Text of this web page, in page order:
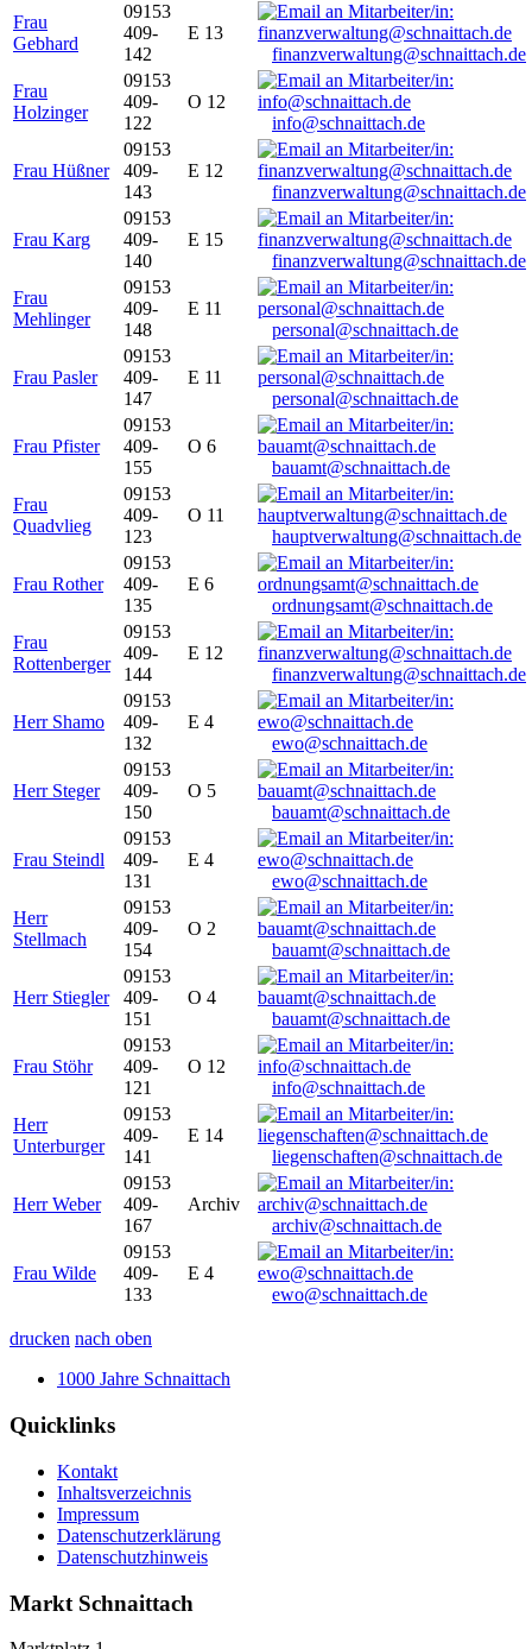
Frau
Gebhard
09153
409-
142
E 13
finanzverwaltung@schnaittach.de
Frau
Holzinger
09153
409-
122
O 12
info@schnaittach.de
Frau Hüßner
09153
409-
143
E 12
finanzverwaltung@schnaittach.de
Frau Karg
09153
409-
140
E 15
finanzverwaltung@schnaittach.de
Frau
Mehlinger
09153
409-
148
E 11
personal@schnaittach.de
Frau Pasler
09153
409-
147
E 11
personal@schnaittach.de
Frau Pfister
09153
409-
155
O 6
bauamt@schnaittach.de
Frau
Quadvlieg
09153
409-
123
O 11
hauptverwaltung@schnaittach.de
Frau Rother
09153
409-
135
E 6
ordnungsamt@schnaittach.de
Frau
Rottenberger
09153
409-
144
E 12
finanzverwaltung@schnaittach.de
Herr Shamo
09153
409-
132
E 4
ewo@schnaittach.de
Herr Steger
09153
409-
150
O 5
bauamt@schnaittach.de
Frau Steindl
09153
409-
131
E 4
ewo@schnaittach.de
Herr
Stellmach
09153
409-
154
O 2
bauamt@schnaittach.de
Herr Stiegler
09153
409-
151
O 4
bauamt@schnaittach.de
Frau Stöhr
09153
409-
121
O 12
info@schnaittach.de
Herr
Unterburger
09153
409-
141
E 14
liegenschaften@schnaittach.de
Herr Weber
09153
409-
167
Archiv
archiv@schnaittach.de
Frau Wilde
09153
409-
133
E 4
ewo@schnaittach.de
drucken nach oben
1000 Jahre Schnaittach
Quicklinks
Kontakt
Inhaltsverzeichnis
Impressum
Datenschutzerklärung
Datenschutzhinweis
Markt Schnaittach